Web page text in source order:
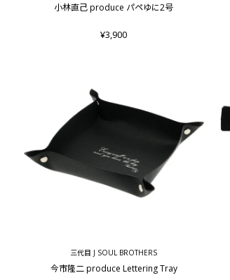
小林直己 produce パペゆに2号
¥3,900
三代目 J SOUL BROTHERS
今市隆二 produce Lettering Tray